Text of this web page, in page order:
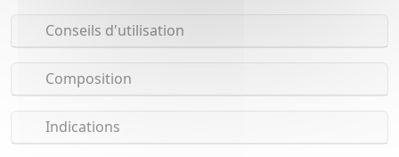
Conseils d'utilisation
Composition
Indications